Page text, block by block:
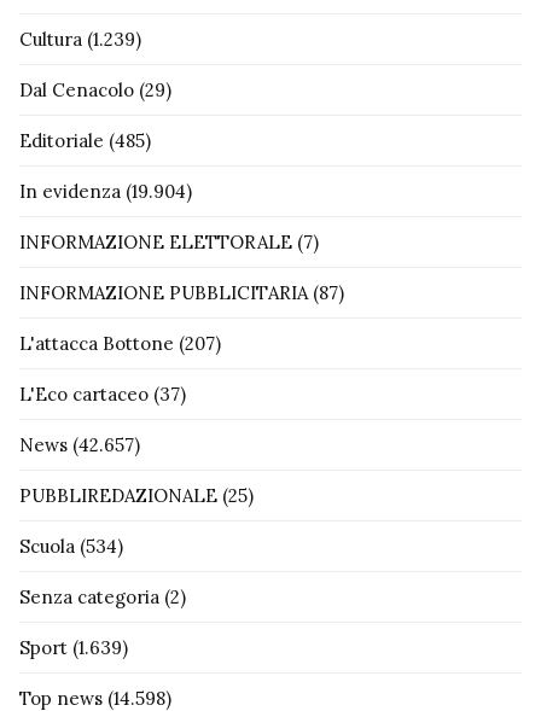
Cultura (1.239)
Dal Cenacolo (29)
Editoriale (485)
In evidenza (19.904)
INFORMAZIONE ELETTORALE (7)
INFORMAZIONE PUBBLICITARIA(87)
L'attacca Bottone (207)
L'Eco cartaceo (37)
News (42.657)
PUBBLIREDAZIONALE (25)
Scuola (534)
Senza categoria (2)
Sport (1.639)
Top news (14.598)